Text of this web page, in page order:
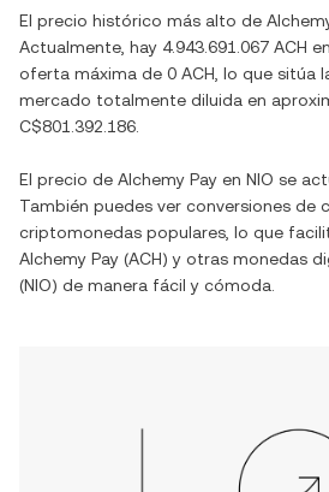
El precio histórico más alto de
Actualmente, hay 4.943.691.067 ACH
oferta máxima de 0 ACH , lo que sitúa
mercado totalmente diluida en
C$801.392.186
El precio de Alchemy Pay en NIO se
También puedes ver conversiones de
criptomonedas populares, lo que
Alchemy Pay (ACH) y otras monedas
(NIO) de manera fácil y cómoda.